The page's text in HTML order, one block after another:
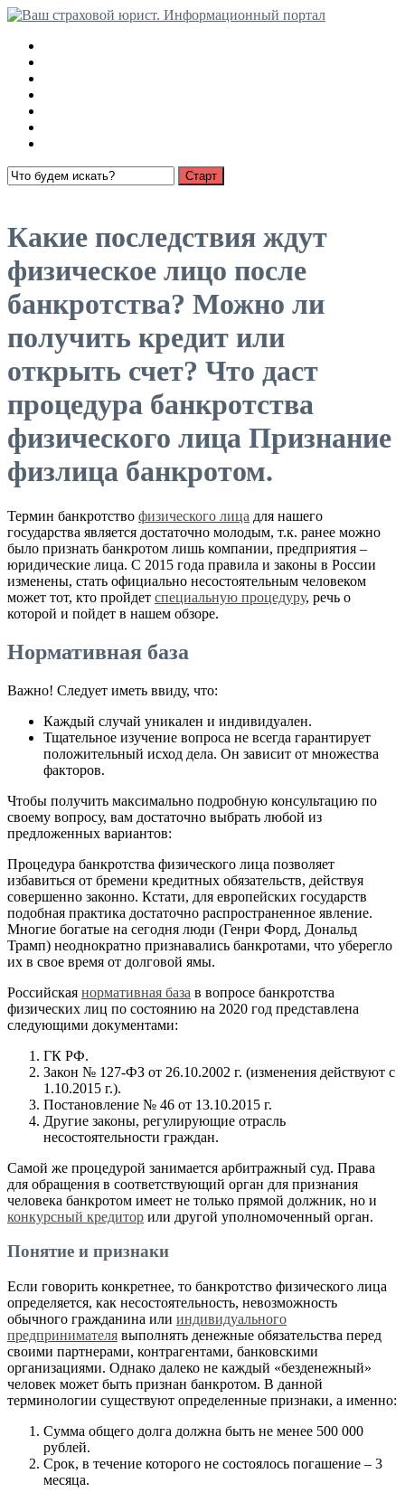
Какие последствия ждут
физическое лицо после
банкротства? Можно ли
получить кредит или
открыть счет? Что даст
процедура банкротства
физического лица Признание
физлица банкротом.
Термин банкротство физического лица для нашего
государства является достаточно молодым, т.к. ранее можно
было признать банкротом лишь компании, предприятия –
юридические лица. С 2015 года правила и законы в России
изменены, стать официально несостоятельным человеком
может тот, кто пройдет специальную процедуру, речь о
которой и пойдет в нашем обзоре.
Нормативная база
Важно! Следует иметь ввиду, что:
Каждый случай уникален и индивидуален.
Тщательное изучение вопроса не всегда гарантирует
положительный исход дела. Он зависит от множества
факторов.
Чтобы получить максимально подробную консультацию по
своему вопросу, вам достаточно выбрать любой из
предложенных вариантов:
Процедура банкротства физического лица позволяет
избавиться от бремени кредитных обязательств, действуя
совершенно законно. Кстати, для европейских государств
подобная практика достаточно распространенное явление.
Многие богатые на сегодня люди (Генри Форд, Дональд
Трамп) неоднократно признавались банкротами, что уберегло
их в свое время от долговой ямы.
Российская нормативная база в вопросе банкротства
физических лиц по состоянию на 2020 год представлена
следующими документами:
ГК РФ.
Закон № 127-ФЗ от 26.10.2002 г. (изменения действуют с
1.10.2015 г.).
Постановление № 46 от 13.10.2015 г.
Другие законы, регулирующие отрасль
несостоятельности граждан.
Самой же процедурой занимается арбитражный суд. Права
для обращения в соответствующий орган для признания
человека банкротом имеет не только прямой должник, но и
конкурсный кредитор или другой уполномоченный орган.
Понятие и признаки
Если говорить конкретнее, то банкротство физического лица
определяется, как несостоятельность, невозможность
обычного гражданина или индивидуального
предпринимателя выполнять денежные обязательства перед
своими партнерами, контрагентами, банковскими
организациями. Однако далеко не каждый «безденежный»
человек может быть признан банкротом. В данной
терминологии существуют определенные признаки, а именно:
Сумма общего долга должна быть не менее 500 000
рублей.
Срок, в течение которого не состоялось погашение – 3
месяца.